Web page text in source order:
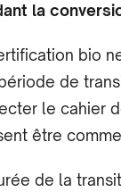
la
bio
de
le cahier
être
de la